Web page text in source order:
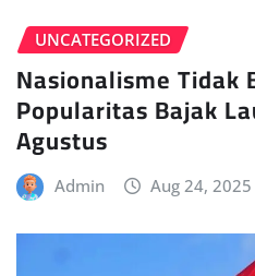
UNCATEGORIZED
Nasionalisme Tidak
Popularitas Bajak
Agustus
Admin Aug 24, 2025